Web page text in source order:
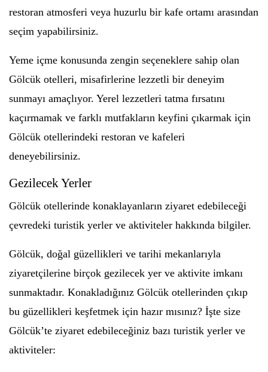
restoran atmosferi veya huzurlu bir kafe ortamı arasından
seçim yapabilirsiniz.
Yeme içme konusunda zengin seçeneklere sahip olan
Gölcük otelleri, misafirlerine lezzetli bir deneyim
sunmayı amaçlıyor. Yerel lezzetleri tatma fırsatını
kaçırmamak ve farklı mutfakların keyfini çıkarmak için
Gölcük otellerindeki restoran ve kafeleri
deneyebilirsiniz.
Gezilecek Yerler
Gölcük otellerinde konaklayanların ziyaret edebileceği
çevredeki turistik yerler ve aktiviteler hakkında bilgiler.
Gölcük, doğal güzellikleri ve tarihi mekanlarıyla
ziyaretçilerine birçok gezilecek yer ve aktivite imkanı
sunmaktadır. Konakladığınız Gölcük otellerinden çıkıp
bu güzellikleri keşfetmek için hazır mısınız? İşte size
Gölcük’te ziyaret edebileceğiniz bazı turistik yerler ve
aktiviteler: